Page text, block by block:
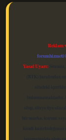
Reklam
Yasal Uyarı: